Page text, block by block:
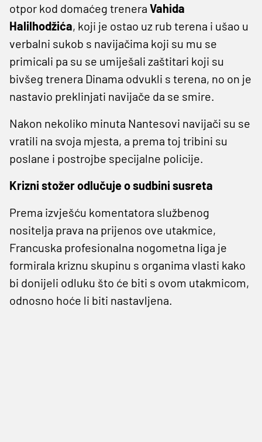
otpor kod domaćeg trenera Vahida
Halilhodžića, koji je ostao uz rub terena i ušao u
verbalni sukob s navijačima koji su mu se
primicali pa su se umiješali zaštitari koji su
bivšeg trenera Dinama odvukli s terena, no on je
nastavio preklinjati navijače da se smire.
Nakon nekoliko minuta Nantesovi navijači su se
vratili na svoja mjesta, a prema toj tribini su
poslane i postrojbe specijalne policije.
Krizni stožer odlučuje o sudbini susreta
Prema izvješću komentatora službenog
nositelja prava na prijenos ove utakmice,
Francuska profesionalna nogometna liga je
formirala kriznu skupinu s organima vlasti kako
bi donijeli odluku što će biti s ovom utakmicom,
odnosno hoće li biti nastavljena.